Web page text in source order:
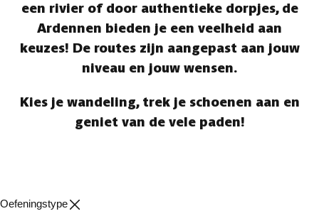
een rivier of door authentieke dorpjes, de
Ardennen bieden je een veelheid aan
keuzes! De routes zijn aangepast aan jouw
niveau en jouw wensen.
Kies je wandeling, trek je schoenen aan en
geniet van de vele paden!
Oefeningstype